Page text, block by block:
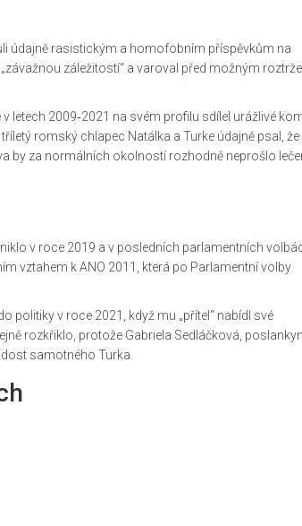
údajně rasistickým a homofobním příspěvkům na
záležitostí“ a varoval před možným
v letech 2009‑2021 na svém profilu sdílel urážlivé
romský chlapec Natálka a Turke údajně psal, že
by za normálních okolností rozhodně neprošlo
v roce 2019 a v posledních parlamentních
vztahem kANO 2011 , která po Parlamentní volby
politiky v roce 2021, když mu „přítel“ nabídl své
rozkřiklo, protože Gabriela Sedláčková ,
samotného Turka.